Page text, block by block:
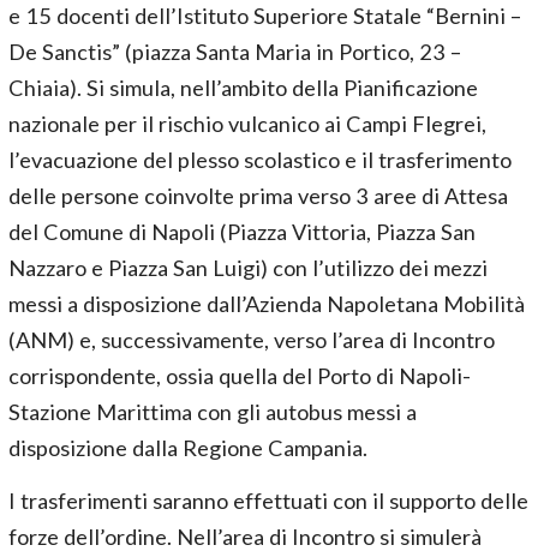
e 15 docenti dell’Istituto Superiore Statale “Bernini –
De Sanctis” (piazza Santa Maria in Portico, 23 –
Chiaia). Si simula, nell’ambito della Pianificazione
nazionale per il rischio vulcanico ai Campi Flegrei,
l’evacuazione del plesso scolastico e il trasferimento
delle persone coinvolte prima verso 3 aree di Attesa
del Comune di Napoli (Piazza Vittoria, Piazza San
Nazzaro e Piazza San Luigi) con l’utilizzo dei mezzi
messi a disposizione dall’Azienda Napoletana Mobilità
(ANM) e, successivamente, verso l’area di Incontro
corrispondente, ossia quella del Porto di Napoli-
Stazione Marittima con gli autobus messi a
disposizione dalla Regione Campania.
I trasferimenti saranno effettuati con il supporto delle
forze dell’ordine. Nell’area di Incontro si simulerà